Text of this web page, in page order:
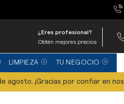
Equipo de expertos
¿Eres profesional?
Obtén mejores precios
LIMPIEZA TU NEGOCIO
agosto. ¡Gracias por confiar en